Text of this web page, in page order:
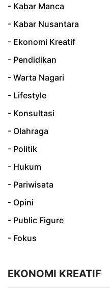
- Kabar Manca
- Kabar Nusantara
- Ekonomi Kreatif
- Pendidikan
- Warta Nagari
- Lifestyle
- Konsultasi
- Olahraga
- Politik
- Hukum
- Pariwisata
- Opini
- Public Figure
- Fokus
EKONOMI KREATIF